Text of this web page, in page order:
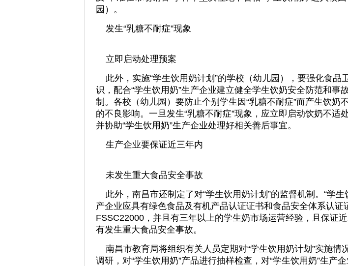
园）。
发生“乳糖不耐症”现象
立即启动处理预案
此外，实施“学生饮用奶计划”的学校（幼儿园），要强化食品
识，配合“学生饮用奶”生产企业建立健全学生饮奶安全防范和事
制。各校（幼儿园）要防止个别学生因“乳糖不耐症”而产生饮奶
的不良影响。一旦发生“乳糖不耐症”现象，应立即启动饮奶不适
并协助“学生饮用奶”生产企业处理好相关善后事宜。
生产企业要保证近三年内
未发生重大食品安全事故
此外，南昌市还制定了对“学生饮用奶计划”的监督机制。“学生
产企业应具有绿色食品及有机产品认证证书和食品安全体系认证
FSSC22000，并且有三年以上的学生奶市场运营经验，且保证
有发生重大食品安全事故。
南昌市教育局将组织有关人员定期对“学生饮用奶计划”实施情
调研，对“学生饮用奶”产品进行抽样检查，对“学生饮用奶”生产